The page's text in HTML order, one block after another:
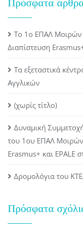
Το 1ο ΕΠΑΛ Μοιρών
Διαπίστευση
Τα εξεταστικά
Αγγλικών
(χωρίς τίτλο)
Δυναμική
του 1ου ΕΠΑΛ Μοιρών
Erasmus+ και EPALE
Δρομολόγια του
Πρόσφατα